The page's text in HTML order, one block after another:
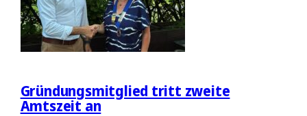
Gründungsmitglied tritt zweite
Amtszeit an